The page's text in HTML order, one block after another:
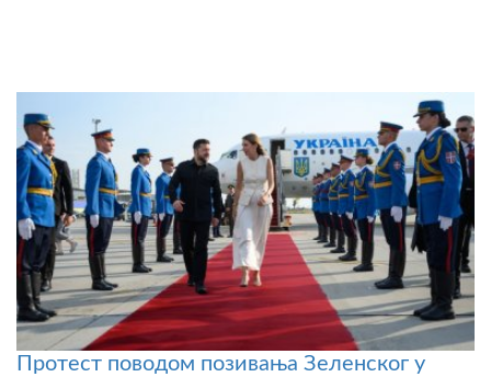
Протест поводом позивања Зеленског у